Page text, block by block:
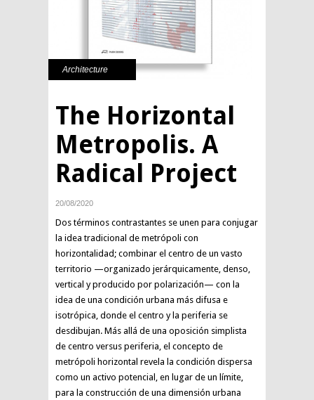
Architecture
The Horizontal
Metropolis. A
Radical Project
20/08/2020
Dos términos contrastantes se unen para conjugar
la idea tradicional de metrópoli con
horizontalidad; combinar el centro de un vasto
territorio —organizado jerárquicamente, denso,
vertical y producido por polarización— con la
idea de una condición urbana más difusa e
isotrópica, donde el centro y la periferia se
desdibujan. Más allá de una oposición simplista
de centro versus periferia, el concepto de
metrópoli horizontal revela la condición dispersa
como un activo potencial, en lugar de un límite,
para la construcción de una dimensión urbana